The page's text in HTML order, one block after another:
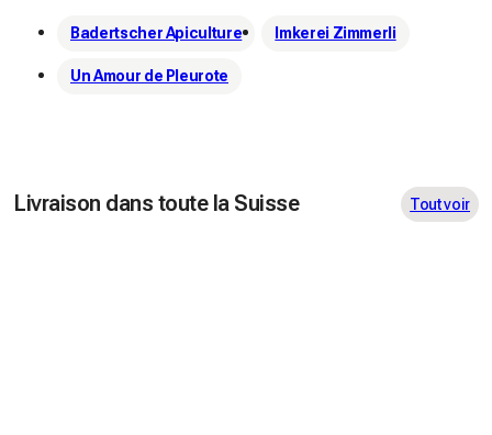
Badertscher Apiculture Imkerei Zimmerli
Un Amour de Pleurote
Livraison dans toute la Suisse Tout voir